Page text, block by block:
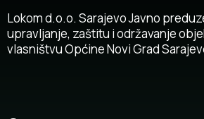
Lokom d.o.o. Sarajevo Javno
upravljanje, zaštitu i održavanje
vlasništvu Općine Novi Grad